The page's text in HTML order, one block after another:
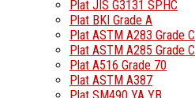
Plat JIS G3131 SPHC
Plat BKI Grade A
Plat ASTM A283 Grade C
Plat ASTM A285 Grade C
Plat A516 Grade 70
Plat ASTM A387